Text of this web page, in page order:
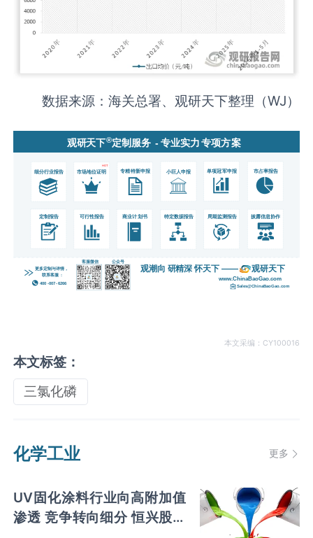
数据来源：海关总署、观研天下整理（WJ）
本文采编：CY100016
本文标签：
三氯化磷
化学工业 更多
UV固化涂料行业向高附加值
渗透 竞争转向细分 恒兴股份